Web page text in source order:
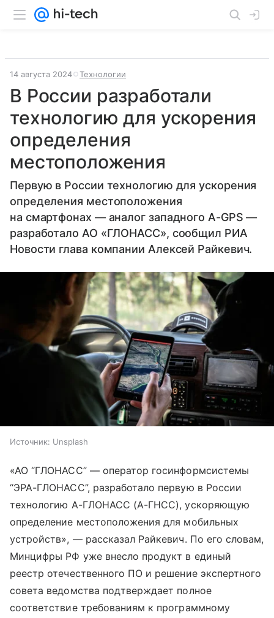
14 августа 2024 Технологии
В России разработали
технологию для ускорения
определения
местоположения
Первую в России технологию для ускорения
определения местоположения
на смартфонах — аналог западного А-GPS —
разработало АО «ГЛОНАСС», сообщил РИА
Новости глава компании Алексей Райкевич.
Источник: Unsplash
«АО “ГЛОНАСС” — оператор госинформсистемы
“ЭРА-ГЛОНАСС”, разработало первую в России
технологию А-ГЛОНАСС (А-ГНСС), ускоряющую
определение местоположения для мобильных
устройств», — рассказал Райкевич. По его словам,
Минцифры РФ уже внесло продукт в единый
реестр отечественного ПО и решение экспертного
совета ведомства подтверждает полное
соответствие требованиям к программному